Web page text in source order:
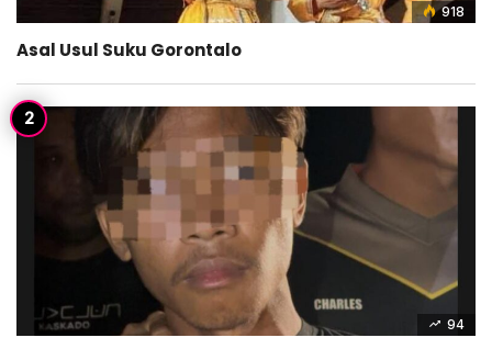
918
Asal Usul Suku Gorontalo
94